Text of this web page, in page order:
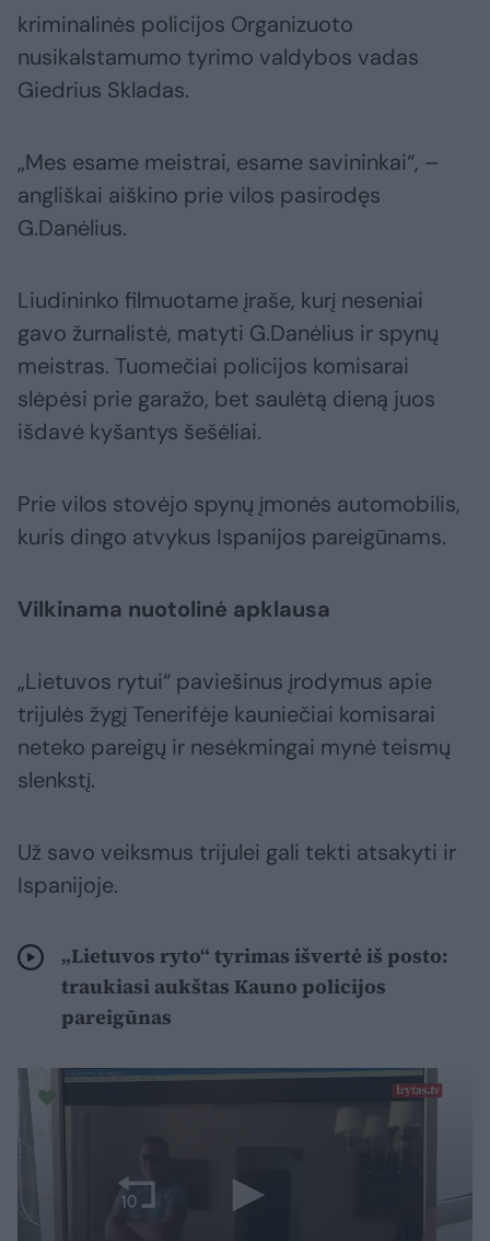
kriminalinės policijos Organizuoto
nusikalstamumo tyrimo valdybos vadas
Giedrius Skladas.
„Mes esame meistrai, esame savininkai“, –
angliškai aiškino prie vilos pasirodęs
G.Danėlius.
Liudininko filmuotame įraše, kurį neseniai
gavo žurnalistė, matyti G.Danėlius ir spynų
meistras. Tuomečiai policijos komisarai
slėpėsi prie garažo, bet saulėtą dieną juos
išdavė kyšantys šešėliai.
Prie vilos stovėjo spynų įmonės automobilis,
kuris dingo atvykus Ispanijos pareigūnams.
Vilkinama nuotolinė apklausa
„Lietuvos rytui“ paviešinus įrodymus apie
trijulės žygį Tenerifėje kauniečiai komisarai
neteko pareigų ir nesėkmingai mynė teismų
slenkstį.
Už savo veiksmus trijulei gali tekti atsakyti ir
Ispanijoje.
„Lietuvos ryto“ tyrimas išvertė iš posto:
traukiasi aukštas Kauno policijos
pareigūnas